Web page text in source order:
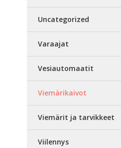
Uncategorized
Varaajat
Vesiautomaatit
Viemärikaivot
Viemärit ja tarvikkeet
Viilennys